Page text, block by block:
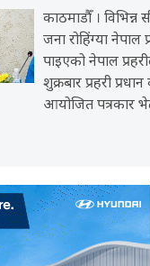
काठमाडौँ । विभिन्न
जना रोहिंग्या नेपाल
पाइएको नेपाल
शुक्रबार प्रहरी
आयोजित पत्रकार